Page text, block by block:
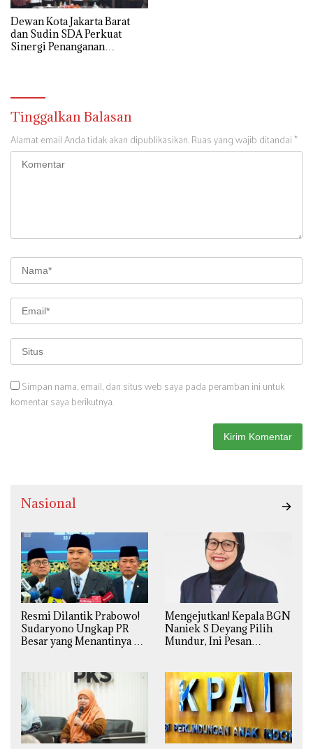
Dewan Kota Jakarta Barat
dan Sudin SDA Perkuat
Sinergi Penanganan
Tinggalkan Balasan
Alamat email Anda tidak akan dipublikasikan.Ruas yang wajib ditandai*
Simpan nama, email, dan situs web saya pada peramban ini untuk
komentar saya berikutnya.
Nasional
Resmi Dilantik Prabowo!
Sudaryono Ungkap PR
Besar yang Menantinya di
Mengejutkan! Kepala BGN
Naniek S Deyang Pilih
Mundur, Ini Pesan